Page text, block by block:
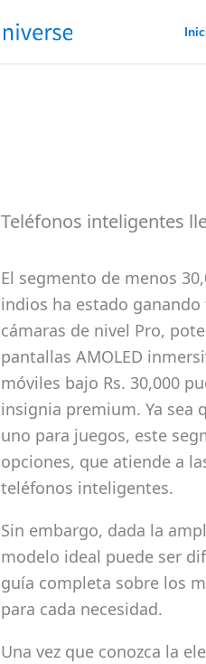
Teléfonos inteligentes
El segmento de menos
indios ha estado
cámaras de nivel Pro,
pantallas AMOLED
móviles bajo Rs. 30,000
insignia premium. Ya sea
uno para juegos, este
opciones, que atiende a
teléfonos inteligentes.
Sin embargo, dada la
modelo ideal puede ser
guía completa sobre los
para cada necesidad.
Una vez que conozca la